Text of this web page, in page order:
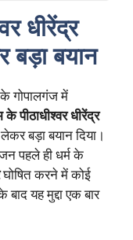
धीरेंद्र
बड़ा बयान
गोपालगंज में
के पीठाधीश्वर धीरेंद्र
बड़ा बयान दिया।
पहले ही धर्म के
घोषित करने में कोई
यह मुद्दा एक बार